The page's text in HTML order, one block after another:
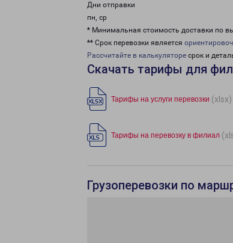
Дни отправки
пн, ср
* Минимальная стоимость доставки по
** Срок перевозки является
Рассчитайте в калькуляторе срок и
Скачать тарифы для
Тарифы на услуги перевозки (xlsx)
Тарифы на перевозку в филиал
Грузоперевозки по